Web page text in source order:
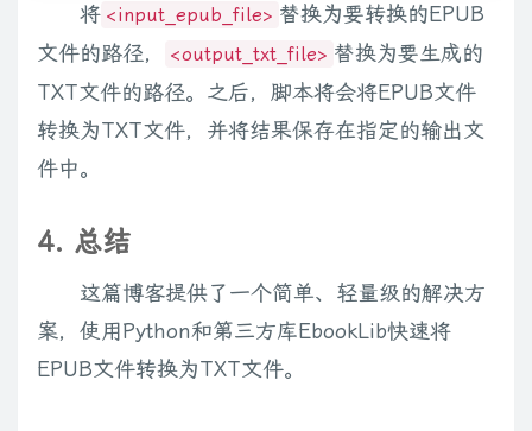
# 将文本保存到txt文件
    save_to_txt
(txt_file , txt_content)
将 <input_epub_file> 替换为要转换的EPUB
文件的路径，
<output_txt_file> 替换为要生成的
TXT文件的路径。之后，脚本将会将EPUB文件
转换为TXT文件，并将结果保存在指定的输出文
件中。
4. 总结
这篇博客提供了一个简单、轻量级的解决方
案，使用Python和第三方库EbookLib快速将
EPUB文件转换为TXT文件。